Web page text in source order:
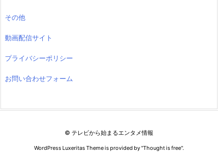
その他
動画配信サイト
プライバシーポリシー
お問い合わせフォーム
© テレビから始まるエンタメ情報
WordPress Luxeritas Theme is provided by "Thought is free".